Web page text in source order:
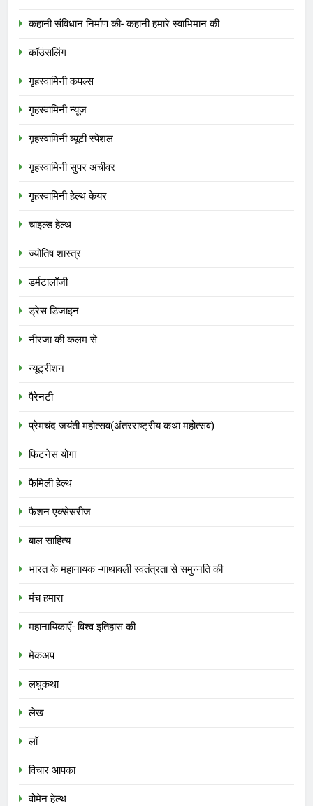
कहानी संविधान निर्माण की- कहानी हमारे स्वाभिमान की
कॉउंसलिंग
गृहस्वामिनी कपल्स
गृहस्वामिनी न्यूज
गृहस्वामिनी ब्यूटी स्पेशल
गृहस्वामिनी सुपर अचीवर
गृहस्वामिनी हेल्थ केयर
चाइल्ड हेल्थ
ज्योतिष शास्त्र
डर्मटालॉजी
ड्रेस डिजाइन
नीरजा की कलम से
न्यूट्रीशन
पैरेनटी
प्रेमचंद जयंती महोत्सव(अंतरराष्ट्रीय कथा महोत्सव)
फिटनेस योगा
फैमिली हेल्थ
फैशन एक्सेसरीज
बाल साहित्य
भारत के महानायक -गाथावली स्वतंत्रता से समुन्नति की
मंच हमारा
महानायिकाएँ- विश्व इतिहास की
मेकअप
लघुकथा
लेख
लॉ
विचार आपका
वोमेन हेल्थ